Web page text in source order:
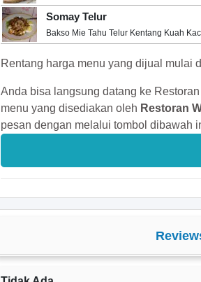
Somay Telur
Bakso Mie Tahu Telur Kentang Kuah
Rentang harga menu yang dijual mulai
Anda bisa langsung datang ke
menu yang disediakan oleh Restoran
pesan dengan melalui tombol dibawah